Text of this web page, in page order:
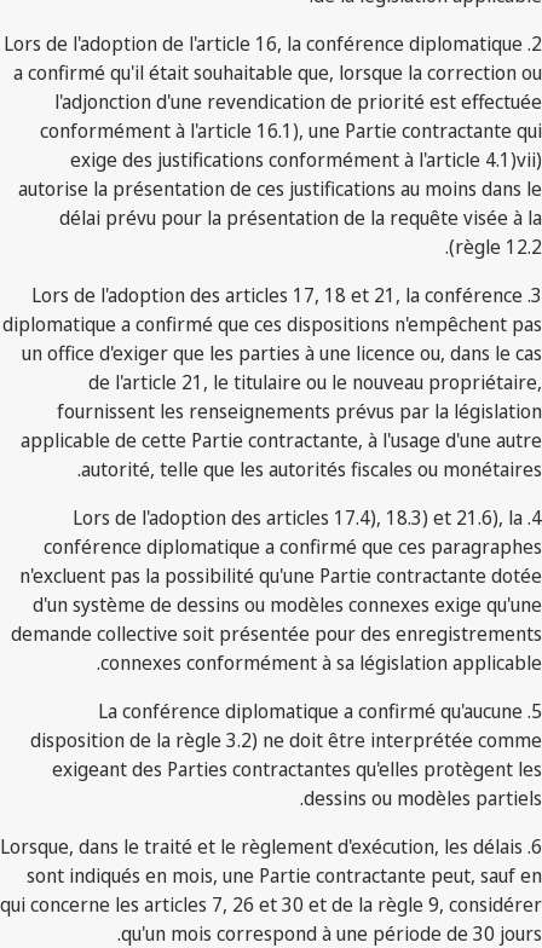
2. Lors de l'adoption de l'article 16, la conférence diplomatique
a confirmé qu'il était souhaitable que, lorsque la correction ou
l'adjonction d'une revendication de priorité est effectuée
conformément à l'article 16.1), une Partie contractante qui
exige des justifications conformément à l'article 4.1)vii)
autorise la présentation de ces justifications au moins dans le
délai prévu pour la présentation de la requête visée à la
règle 12.2).
3. Lors de l'adoption des articles 17, 18 et 21, la conférence
diplomatique a confirmé que ces dispositions n'empêchent pas
un office d'exiger que les parties à une licence ou, dans le cas
de l'article 21, le titulaire ou le nouveau propriétaire,
fournissent les renseignements prévus par la législation
applicable de cette Partie contractante, à l'usage d'une autre
autorité, telle que les autorités fiscales ou monétaires.
4. Lors de l'adoption des articles 17.4), 18.3) et 21.6), la
conférence diplomatique a confirmé que ces paragraphes
n'excluent pas la possibilité qu'une Partie contractante dotée
d'un système de dessins ou modèles connexes exige qu'une
demande collective soit présentée pour des enregistrements
connexes conformément à sa législation applicable.
5. La conférence diplomatique a confirmé qu'aucune
disposition de la règle 3.2) ne doit être interprétée comme
exigeant des Parties contractantes qu'elles protègent les
dessins ou modèles partiels.
6. Lorsque, dans le traité et le règlement d'exécution, les délais
sont indiqués en mois, une Partie contractante peut, sauf en
qui concerne les articles 7, 26 et 30 et de la règle 9, considérer
qu'un mois correspond à une période de 30 jours.